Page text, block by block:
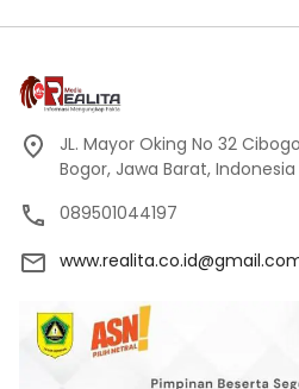
JL. Mayor Oking No 32
Bogor, Jawa Barat, Indonesia
089501044197